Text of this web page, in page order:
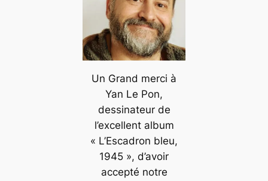
Un Grand merci à
Yan Le Pon,
dessinateur de
l’excellent album
« L’Escadron bleu,
1945 », d’avoir
accepté notre